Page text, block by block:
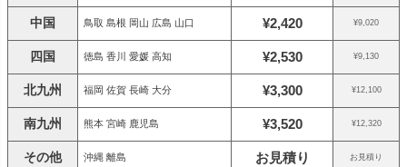
中国 鳥取 島根 岡山 広島 山口 ¥2,420 ¥9,020
四国 徳島 香川 愛媛 高知 ¥2,530 ¥9,130
北九州 福岡 佐賀 長崎 大分 ¥3,300 ¥12,100
南九州 熊本 宮崎 鹿児島 ¥3,520 ¥12,320
その他 沖縄 離島 お見積り お見積り